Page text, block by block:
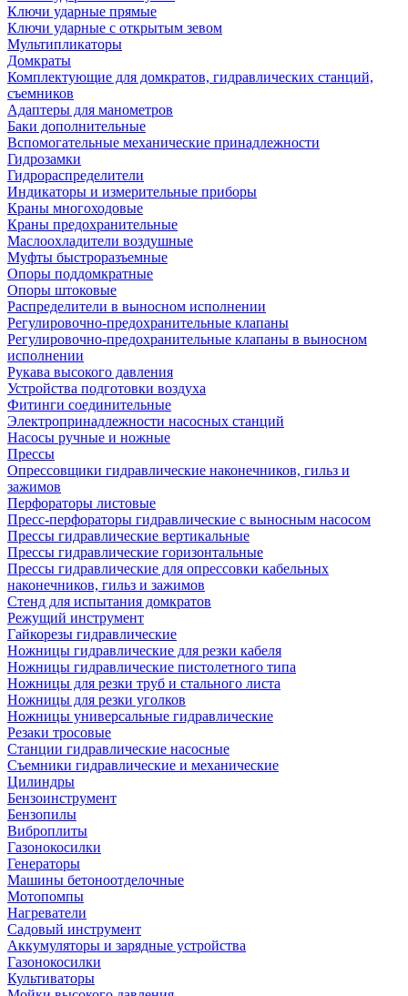
Ключи ударные прямые
Ключи ударные с открытым зевом
Мультипликаторы
Домкраты
Комплектующие для домкратов, гидравлических станций,
съемников
Адаптеры для манометров
Баки дополнительные
Вспомогательные механические принадлежности
Гидрозамки
Гидрораспределители
Индикаторы и измерительные приборы
Краны многоходовые
Краны предохранительные
Маслоохладители воздушные
Муфты быстроразъемные
Опоры поддомкратные
Опоры штоковые
Распределители в выносном исполнении
Регулировочно-предохранительные клапаны
Регулировочно-предохранительные клапаны в выносном
исполнении
Рукава высокого давления
Устройства подготовки воздуха
Фитинги соединительные
Электропринадлежности насосных станций
Насосы ручные и ножные
Прессы
Опрессовщики гидравлические наконечников, гильз и
зажимов
Перфораторы листовые
Пресс-перфораторы гидравлические с выносным насосом
Прессы гидравлические вертикальные
Прессы гидравлические горизонтальные
Прессы гидравлические для опрессовки кабельных
наконечников, гильз и зажимов
Стенд для испытания домкратов
Режущий инструмент
Гайкорезы гидравлические
Ножницы гидравлические для резки кабеля
Ножницы гидравлические пистолетного типа
Ножницы для резки труб и стального листа
Ножницы для резки уголков
Ножницы универсальные гидравлические
Резаки тросовые
Станции гидравлические насосные
Съемники гидравлические и механические
Цилиндры
Бензоинструмент
Бензопилы
Виброплиты
Газонокосилки
Генераторы
Машины бетоноотделочные
Мотопомпы
Нагреватели
Садовый инструмент
Аккумуляторы и зарядные устройства
Газонокосилки
Культиваторы